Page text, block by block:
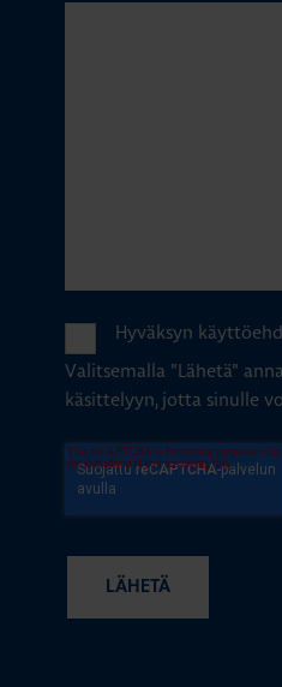
Hyväksyn
Valitsemalla "Lähetä"
käsittelyyn, jotta sinulle